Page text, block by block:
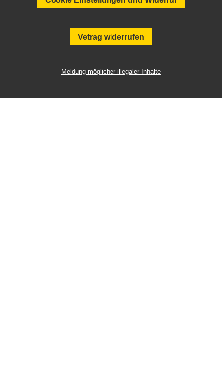
Vetrag widerrufen
Meldung möglicher illegaler Inhalte